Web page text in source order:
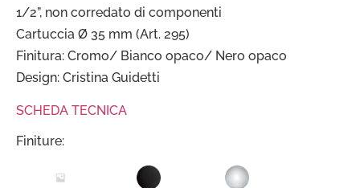
1/2”, non corredato di componenti
Cartuccia Ø 35 mm (Art. 295)
Finitura: Cromo/ Bianco opaco/ Nero opaco
Design: Cristina Guidetti
SCHEDA TECNICA
Finiture: